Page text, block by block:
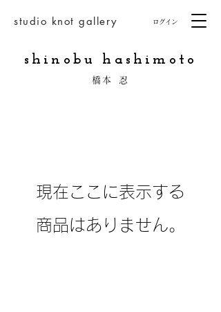
studio knot gallery ログイン
shinobu hashimoto
橋本 忍
現在ここに表示する
商品はありません。